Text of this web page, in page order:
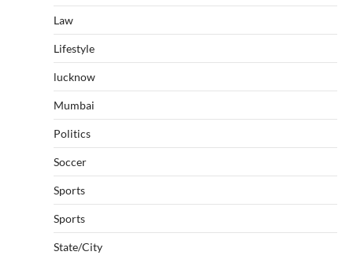
Law
Lifestyle
lucknow
Mumbai
Politics
Soccer
Sports
Sports
State/City